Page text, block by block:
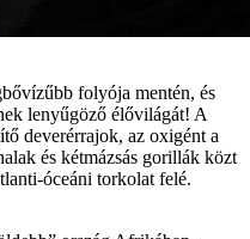
folyója mentén, és
lenyűgöző élővilágát! A
deverérrajok, az oxigént a
és kétmázsás gorillák közt
óceáni torkolat felé.